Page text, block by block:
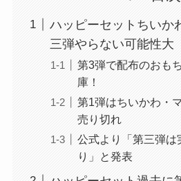
ハッピーセットちいか
三弾やらない可能性大
第3弾で配布のおも
庫！
第1弾はちいかわ・
売り切れ
公式より「第三弾は
り」と発表